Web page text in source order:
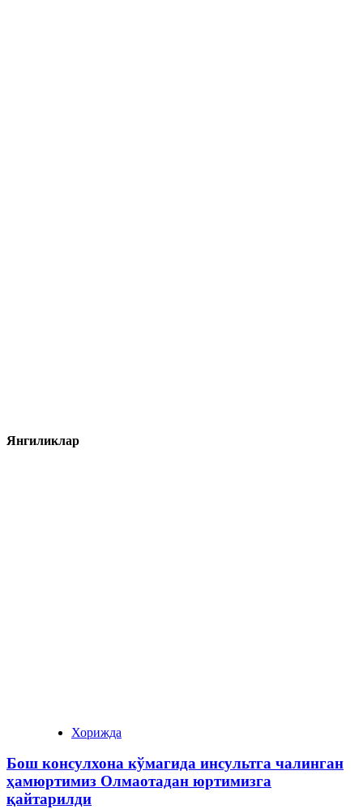
Янгиликлар
Хорижда
Бош консулхона кўмагида инсультга чалинган
ҳамюртимиз Олмаотадан юртимизга
қайтарилди